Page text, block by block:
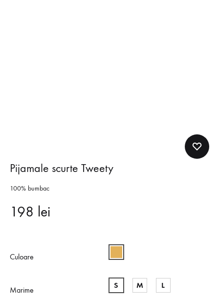
Pijamale scurte Tweety
100% bumbac
198 lei
Culoare
Marime S M L